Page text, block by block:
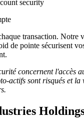
transaction. Notre
de pointe sécurisent
concernent l'accès
actifs sont risqués et